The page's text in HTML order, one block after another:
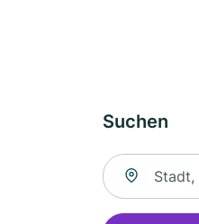
Suchen
Suche nach Ort